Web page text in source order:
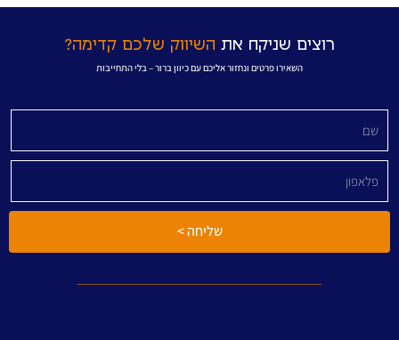
רוצים שניקח את השיווק שלכם קדימה?
השאירו פרטים ונחזור אליכם עם כיוון ברור – בלי התחייבות
שליחה >